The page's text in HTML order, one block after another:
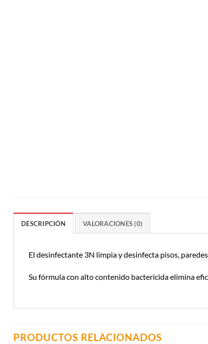
DESCRIPCIÓN VALORACIONES (0)
El desinfectante 3N limpia y desinfecta pisos,
Su fórmula con alto contenido bactericida elimina
PRODUCTOS RELACIONADOS